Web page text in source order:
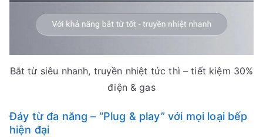
Bắt từ siêu nhanh, truyền nhiệt tức thì – tiết kiệm 30%
điện & gas
Đáy từ đa năng – “Plug & play” với mọi loại bếp
hiện đại